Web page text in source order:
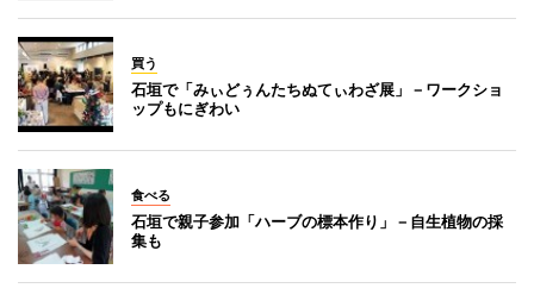
買う
石垣で「みぃどぅんたちぬてぃわざ展」－ワークショ
ップもにぎわい
食べる
石垣で親子参加「ハーブの標本作り」－自生植物の採
集も